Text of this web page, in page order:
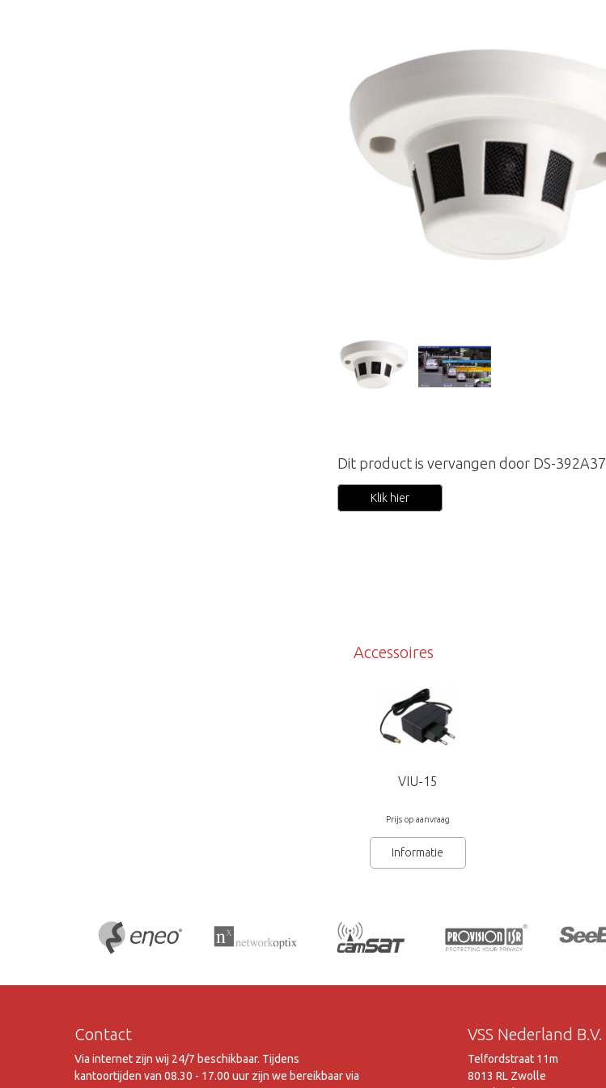
Dit product is vervangen door DS-392A37
Klik hier
Accessoires
VIU-15
Prijs op aanvraag
Informatie
Contact
Via internet zijn wij 24/7 beschikbaar. Tijdens
kantoortijden van 08.30 - 17.00 uur zijn we bereikbaar via
VSS Nederland B.V.
Telfordstraat 11m
8013 RL Zwolle